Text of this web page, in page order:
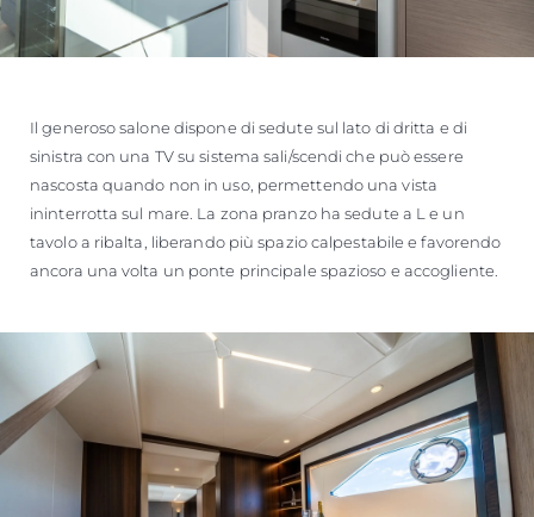
Il generoso salone dispone di sedute sul lato di dritta e di
sinistra con una TV su sistema sali/scendi che può essere
nascosta quando non in uso, permettendo una vista
ininterrotta sul mare. La zona pranzo ha sedute a L e un
tavolo a ribalta, liberando più spazio calpestabile e favorendo
ancora una volta un ponte principale spazioso e accogliente.